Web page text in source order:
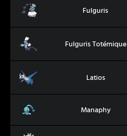
Fulguris
Fulguris Totémique
Latios
Manaphy